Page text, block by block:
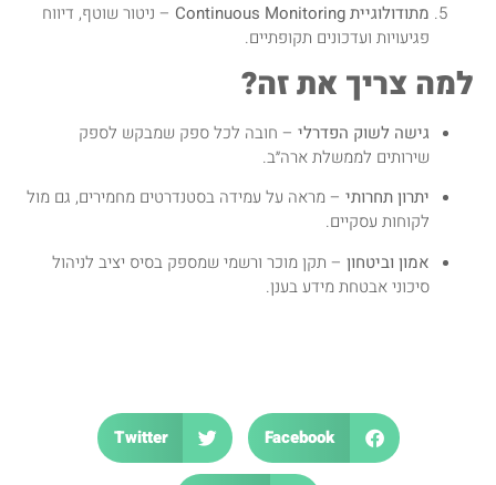
מתודולוגיית Continuous Monitoring
– ניטור שוטף, דיווח
פגיעויות ועדכונים תקופתיים.
למה צריך את זה?
גישה לשוק הפדרלי – חובה לכל ספק שמבקש לספק
שירותים לממשלת ארה״ב.
יתרון תחרותי – מראה על עמידה בסטנדרטים מחמירים, גם מול
לקוחות עסקיים.
אמון וביטחון – תקן מוכר ורשמי שמספק בסיס יציב לניהול
סיכוני אבטחת מידע בענן.
Facebook
Twitter